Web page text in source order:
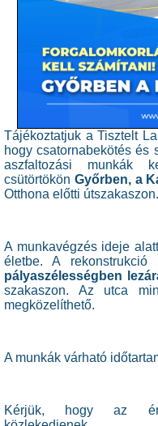
Tájékoztatjuk a Tisztelt
hogy csatornabekötés és
aszfaltozási munkák
csütörtökön Győrben, a
Otthona előtti útszakaszon.
A munkavégzés ideje
életbe. A
pályaszélességben
szakaszon. Az utca
megközelíthető.
A munkák várható
Kérjük, hogy az